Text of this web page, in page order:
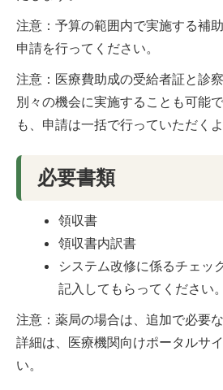
注意：予算の範囲内で実施する補
申請を行ってください。
注意：医療費助成の受給者証と診
別々の機会に実施することも可能
も、申請は一括で行っていただく
必要書類
領収書
領収書内訳書
システム改修に係るチェッ
記入してもらってください。
注意：薬局の場合は、追加で必要
詳細は、医療機関向けポータルサ
い。